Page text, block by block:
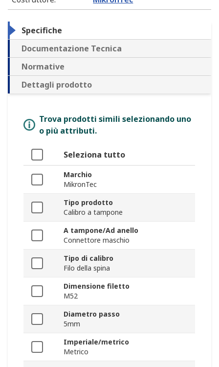
Specifiche
Documentazione Tecnica
Normative
Dettagli prodotto
Trova prodotti simili selezionando uno
o più attributi.
Seleziona tutto
Marchio
MikronTec
Tipo prodotto
Calibro a tampone
A tampone/Ad anello
Connettore maschio
Tipo di calibro
Filo della spina
Dimensione filetto
M52
Diametro passo
5mm
Imperiale/metrico
Metrico